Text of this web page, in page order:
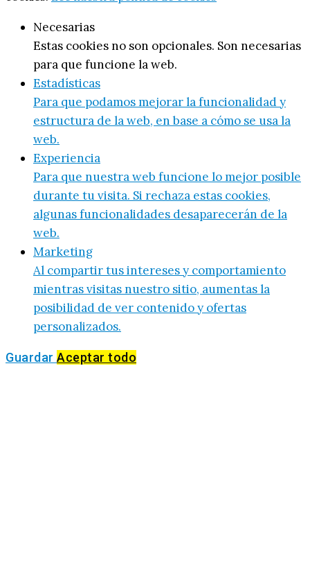
Necesarias
Estas cookies no son opcionales. Son necesarias
para que funcione la web.
Estadísticas
Para que podamos mejorar la funcionalidad y
estructura de la web, en base a cómo se usa la
web.
Experiencia
Para que nuestra web funcione lo mejor posible
durante tu visita. Si rechaza estas cookies,
algunas funcionalidades desaparecerán de la
web.
Marketing
Al compartir tus intereses y comportamiento
mientras visitas nuestro sitio, aumentas la
posibilidad de ver contenido y ofertas
personalizados.
Guardar Aceptar todo